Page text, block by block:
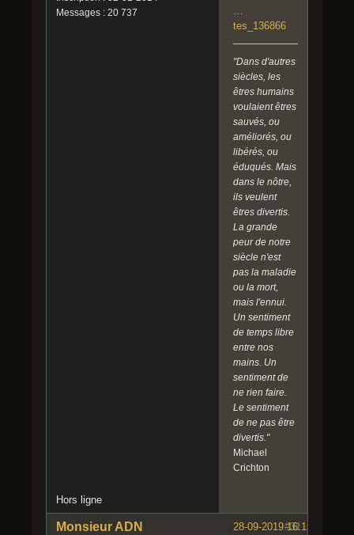
Messages : 20 737
…
tes_136866
"Dans d'autres
siècles, les
êtres humains
voulaient êtres
sauvés, ou
améliorés, ou
libérés, ou
éduqués. Mais
dans le nôtre,
ils veulent
êtres divertis.
La grande
peur de notre
siècle n'est
pas la maladie
ou la mort,
mais l'ennui.
Un sentiment
de temps libre
entre nos
mains. Un
sentiment de
ne rien faire.
Le sentiment
de ne pas être
divertis."
Michael
Crichton
Hors ligne
#31
28-09-2019 16:15:07
Monsieur ADN